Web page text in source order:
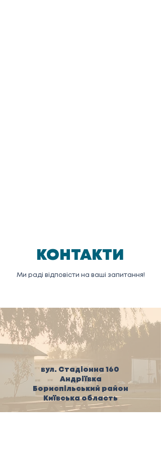
КОНТАКТИ
Ми раді відповісти на ваші запитання!
вул. Стадіонна 160
Андріївка
Бориспільський район
Київська область